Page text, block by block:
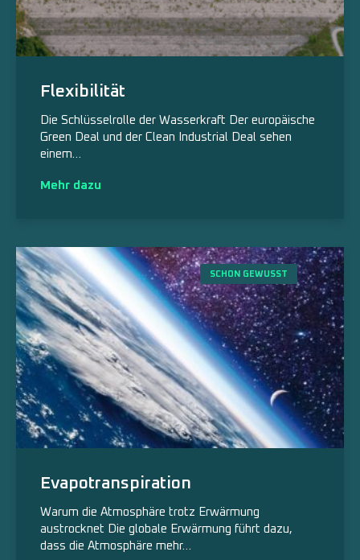
Flexibilität
Die Schlüsselrolle der Wasserkraft Der europäische
Green Deal und der Clean Industrial Deal sehen
einem…
Mehr dazu
SCHON GEWUSST
Evapotranspiration
Warum die Atmosphäre trotz Erwärmung
austrocknet Die globale Erwärmung führt dazu,
dass die Atmosphäre mehr…